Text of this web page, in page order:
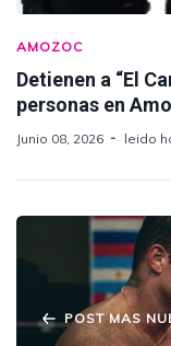
AMOZOC
Detienen a “El
personas en
Junio 08, 2026 leido
POST MAS